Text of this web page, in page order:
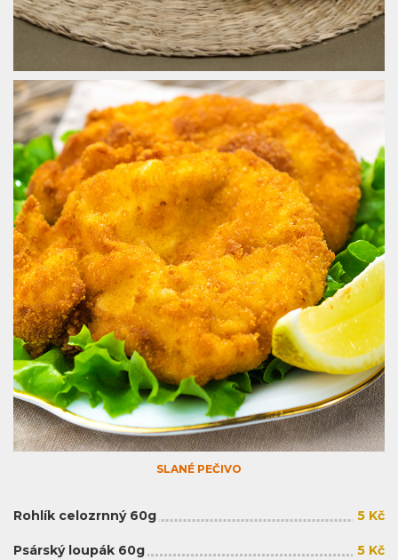
SLANÉ PEČIVO
Rohlík celozrnný 60g 5 Kč
Psárský loupák 60g 5 Kč